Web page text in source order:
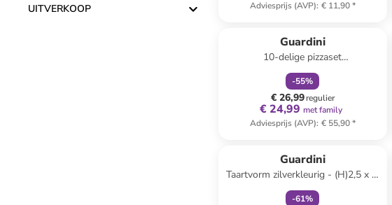
UITVERKOOP
Adviesprijs (AVP): € 11,90*
Guardini
10-delige pizzaset
zwart/zilverkleurig
-55%
€ 26,99regulier
€ 24,99 met family
Adviesprijs (AVP): € 55,90*
Guardini
Taartvorm zilverkleurig - (H)2,5 x Ø
25 cm
-61%